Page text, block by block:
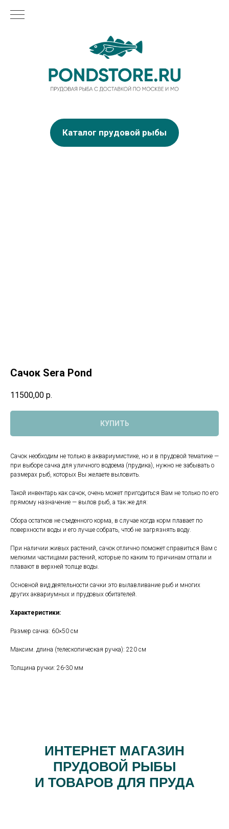
Каталог прудовой рыбы
Сачок Sera Pond
11500,00 р.
КУПИТЬ
Сачок необходим не только в аквариумистике, но и в прудовой тематике —
при выборе сачка для уличного водоема (прудика), нужно не забывать о
размерах рыб, которых Вы желаете выловить.
Такой инвентарь как сачок, очень может пригодиться Вам не только по его
прямому назначение — вылов рыб, а так же для:
Сбора остатков не съеденного корма, в случае когда корм плавает по
поверхности воды и его лучше собрать, чтоб не загрязнять воду.
При наличии живых растений, сачок отлично поможет справиться Вам с
мелкими частицами растений, которые по каким то причинам отпали и
плавают в верхней толще воды.
Основной вид деятельности сачки это вылавливание рыб и многих
других аквариумных и прудовых обитателей.
Характеристики:
Размер сачка: 60×50 см
Максим. длина (телескопическая ручка): 220 см
Толщина ручки: 26-30 мм
ИНТЕРНЕТ МАГАЗИН
ПРУДОВОЙ РЫБЫ
И ТОВАРОВ ДЛЯ ПРУДА